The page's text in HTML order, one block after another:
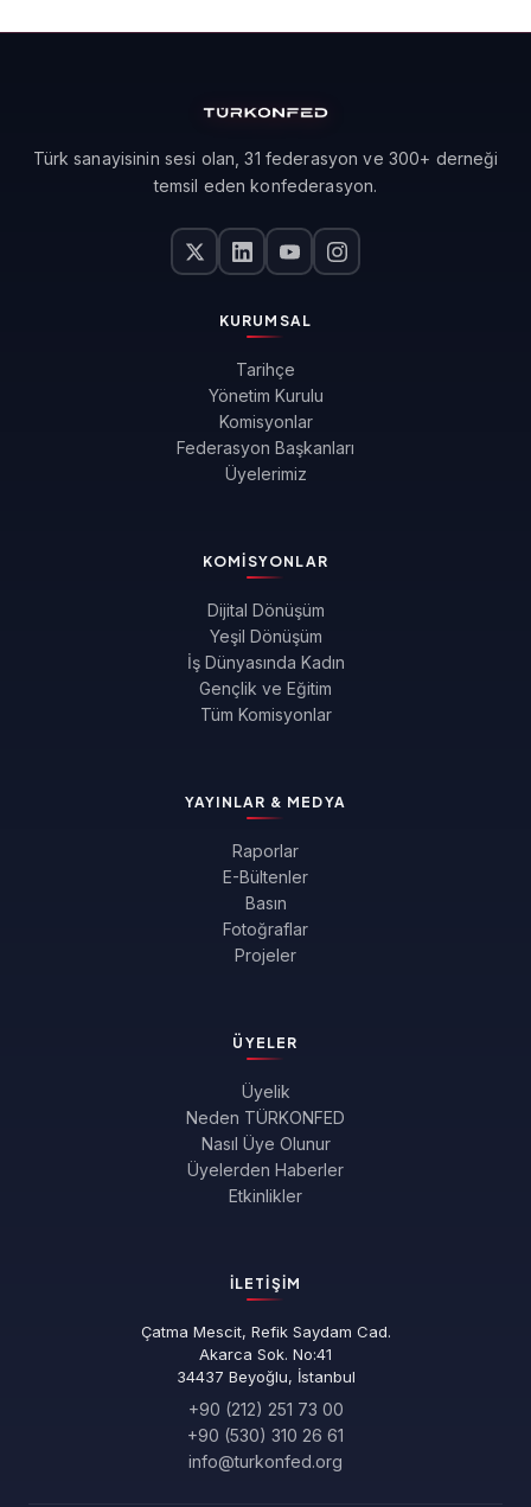
Türk sanayisinin sesi olan, 31 federasyon ve 300+ derneği
temsil eden konfederasyon.
KURUMSAL
Tarihçe
Yönetim Kurulu
Komisyonlar
Federasyon Başkanları
Üyelerimiz
KOMISYONLAR
Dijital Dönüşüm
Yeşil Dönüşüm
İş Dünyasında Kadın
Gençlik ve Eğitim
Tüm Komisyonlar
YAYINLAR & MEDYA
Raporlar
E-Bültenler
Basın
Fotoğraflar
Projeler
ÜYELER
Üyelik
Neden TÜRKONFED
Nasıl Üye Olunur
Üyelerden Haberler
Etkinlikler
İLETIŞIM
Çatma Mescit, Refik Saydam Cad.
Akarca Sok. No:41
34437 Beyoğlu, İstanbul
+90 (212) 251 73 00
+90 (530) 310 26 61
info@turkonfed.org